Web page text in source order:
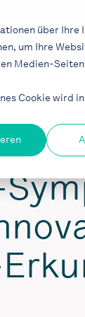
über
um Ihre
Medien-
Cookie wird